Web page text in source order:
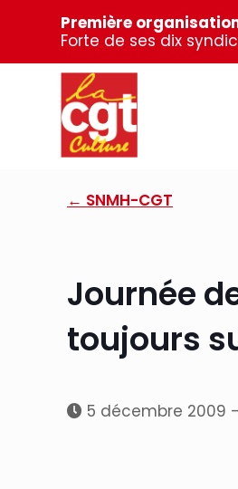
Première
Forte de ses dix
← SNMH-CGT
Journée
toujours
5 décembre 2009